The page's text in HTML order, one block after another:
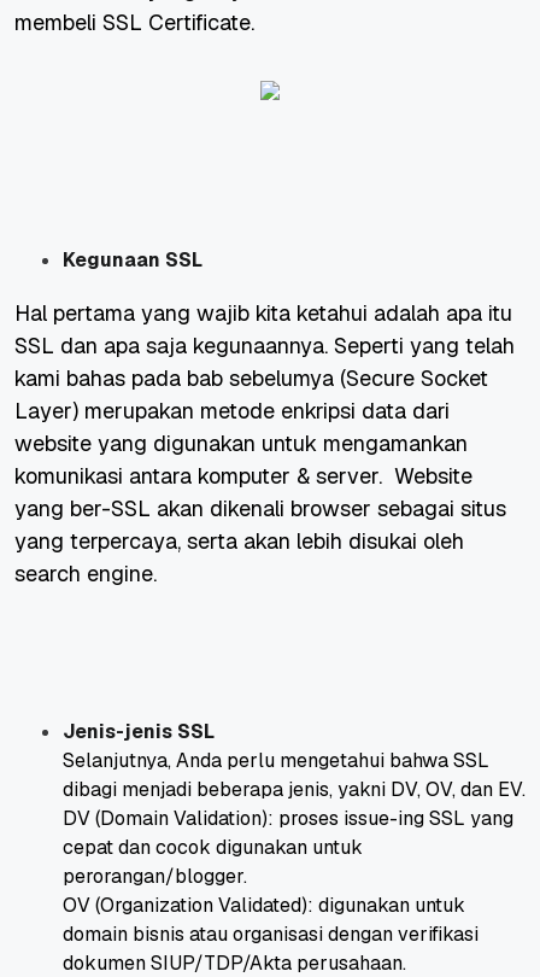
membeli SSL Certificate.
Kegunaan SSL
Hal pertama yang wajib kita ketahui adalah apa itu
SSL dan apa saja kegunaannya. Seperti yang telah
kami bahas pada bab sebelumya (Secure Socket
Layer) merupakan metode enkripsi data dari
website yang digunakan untuk mengamankan
komunikasi antara komputer & server. Website
yang ber-SSL akan dikenali browser sebagai situs
yang terpercaya, serta akan lebih disukai oleh
search engine.
Jenis-jenis SSL
Selanjutnya, Anda perlu mengetahui bahwa SSL
dibagi menjadi beberapa jenis, yakni DV, OV, dan EV.
DV (Domain Validation): proses issue-ing SSL yang
cepat dan cocok digunakan untuk
perorangan/blogger.
OV (Organization Validated): digunakan untuk
domain bisnis atau organisasi dengan verifikasi
dokumen SIUP/TDP/Akta perusahaan.